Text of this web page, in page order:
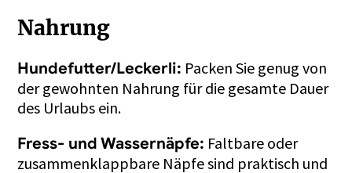
Nahrung
Hundefutter/Leckerli: Packen Sie genug von
der gewohnten Nahrung für die gesamte Dauer
des Urlaubs ein.
Fress- und Wassernäpfe: Faltbare oder
zusammenklappbare Näpfe sind praktisch und